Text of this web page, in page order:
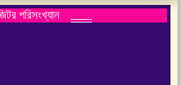
পরিসংখ্যান